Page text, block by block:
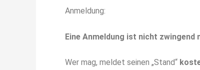
Anmeldung:
Eine Anmeldung ist nicht zwingend
Wer mag, meldet seinen „Stand“